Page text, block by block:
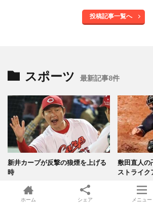
投稿記事一覧へ
スポーツ 最新記事8件
新井カープが反撃の狼煙を上げる
時
敷田直人の
ストライク
ホーム シェア メニュー